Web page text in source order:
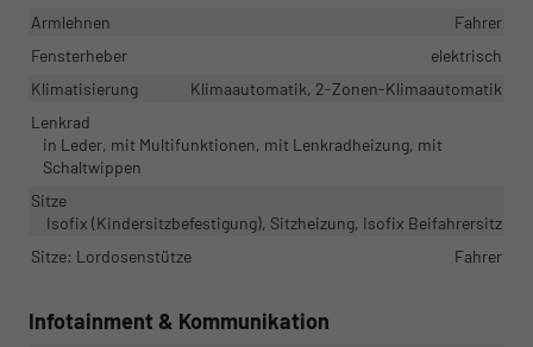
Armlehnen
Fahrer
Fensterheber
elektrisch
Klimatisierung
Klimaautomatik, 2-Zonen-Klimaautomatik
Lenkrad
in Leder, mit Multifunktionen, mit Lenkradheizung, mit
Schaltwippen
Sitze
Isofix (Kindersitzbefestigung), Sitzheizung, Isofix Beifahrersitz
Sitze: Lordosenstütze
Fahrer
Infotainment & Kommunikation